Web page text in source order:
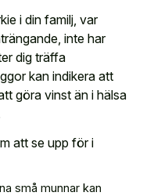
i din familj, var
inte har
dig träffa
kan indikera att
göra vinst än i hälsa
att se upp för i
små munnar kan